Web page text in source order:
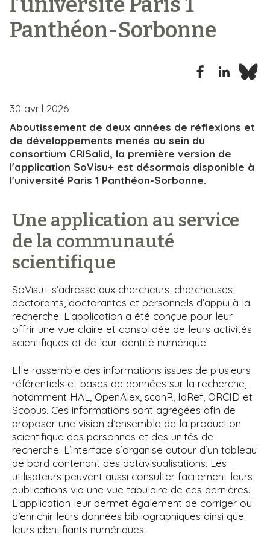
Panthéon-Sorbonne
30 avril 2026
Aboutissement de deux années de réflexions et
de développements menés au sein du
consortium CRISalid, la première version de
l'application SoVisu+ est désormais disponible à
l'université Paris 1 Panthéon-Sorbonne.
Une application au service
de la communauté
scientifique
SoVisu+ s’adresse aux chercheurs, chercheuses,
doctorants, doctorantes et personnels d’appui à la
recherche. L’application a été conçue pour leur
offrir une vue claire et consolidée de leurs activités
scientifiques et de leur identité numérique.
Elle rassemble des informations issues de plusieurs
référentiels et bases de données sur la recherche,
notamment HAL, OpenAlex, scanR, IdRef, ORCID et
Scopus. Ces informations sont agrégées afin de
proposer une vision d’ensemble de la production
scientifique des personnes et des unités de
recherche. L’interface s’organise autour d’un tableau
de bord contenant des datavisualisations. Les
utilisateurs peuvent aussi consulter facilement leurs
publications via une vue tabulaire de ces dernières.
L’application leur permet également de corriger ou
d’enrichir leurs données bibliographiques ainsi que
leurs identifiants numériques.